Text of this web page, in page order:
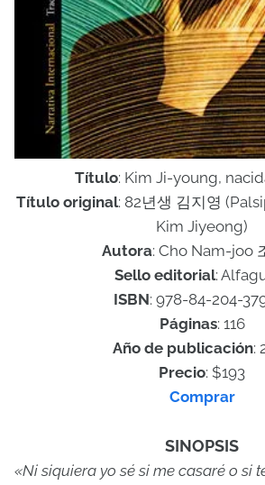
Título: Kim Ji-young,
Título original: 82년생 김지영
Kim Jiyeong)
Autora: Cho Nam-joo
Sello editorial:
ISBN: 978-84-204-
Páginas: 116
Año de publicación:
Precio: $193
Comprar
SINOPSIS
«Ni siquiera yo sé si me casaré o si